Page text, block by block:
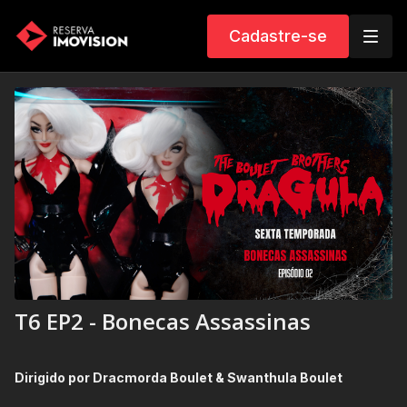
Cadastre-se
T6 EP2 - Bonecas Assassinas
Dirigido por Dracmorda Boulet & Swanthula Boulet